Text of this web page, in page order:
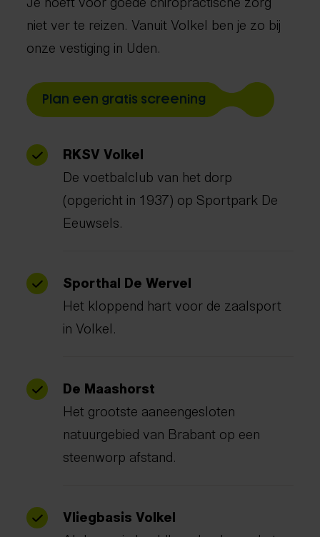
niet ver te reizen. Vanuit Volkel ben je zo bij
onze vestiging in Uden.
Plan een gratis screening
RKSV Volkel
De voetbalclub van het dorp
(opgericht in 1937) op Sportpark De
Eeuwsels.
Sporthal De Wervel
Het kloppend hart voor de zaalsport
in Volkel.
De Maashorst
Het grootste aaneengesloten
natuurgebied van Brabant op een
steenworp afstand.
Vliegbasis Volkel